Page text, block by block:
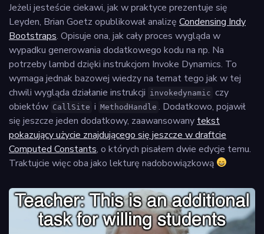
Jeżeli jesteście ciekawi, jak w praktyce prezentuje się
Leyden, Brian Goetz opublikował analizę Condensing Indy
Bootstraps. Opisuje ona, jak cały proces wygląda w
wypadku generowania dodatkowego kodu na np. Na
potrzeby lambd dzięki instrukcjom Invoke Dynamics. To
wymaga jednak bazowej wiedzy na temat tego jak w tej
chwili wygląda działanie instrukcji invokedynamic czy
obiektów CallSite i MethodHandle . Dodatkowo, pojawił
się jeszcze jeden dodatkowy, zaawansowany tekst
pokazujący użycie znajdującego się jeszcze w draftcie
Computed Constants, o których pisałem dwie edycje temu.
Traktujcie więc oba jako lekturę nadobowiązkową